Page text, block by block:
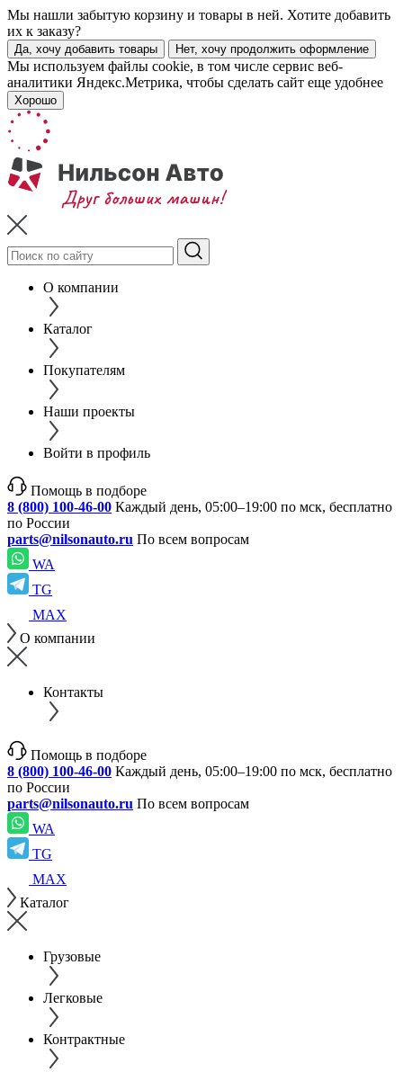
Мы нашли забытую корзину и товары в ней. Хотите добавить
их к заказу?
Да, хочу добавить товары Нет, хочу продолжить оформление
Мы используем файлы cookie, в том числе сервис веб-
аналитики Яндекс.Метрика, чтобы сделать сайт еще удобнее
Хорошо
О компании
Каталог
Покупателям
Наши проекты
Войти в профиль
Помощь в подборе
8 (800) 100-46-00 Каждый день, 05:00–19:00 по мск, бесплатно
по России
parts@nilsonauto.ru По всем вопросам
WA
TG
MAX
О компании
Контакты
Помощь в подборе
8 (800) 100-46-00 Каждый день, 05:00–19:00 по мск, бесплатно
по России
parts@nilsonauto.ru По всем вопросам
WA
TG
MAX
Каталог
Грузовые
Легковые
Контрактные